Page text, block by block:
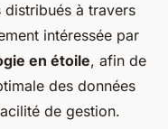
distribués à travers
intéressée par
en étoile, afin de
des données
de gestion.